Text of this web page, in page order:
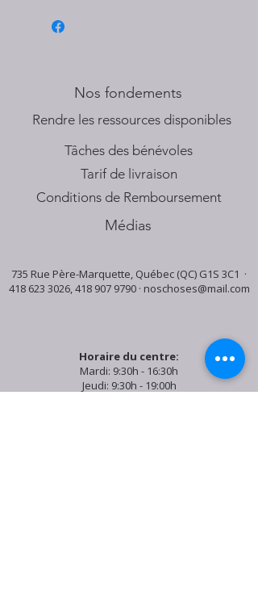
Nos fondements
​Rendre les ressources disponibles
Tâches des bénévoles
Tarif de livraison
Conditions de Remboursement
Médias
735 Rue Père-Marquette, Québec (QC) G1S 3C1 ·
418 623 3026,418 907 9790· noschoses@mail.com
Horaire du centre:
Mardi: 9:30h - 16:30h
Jeudi: 9:30h - 19:00h